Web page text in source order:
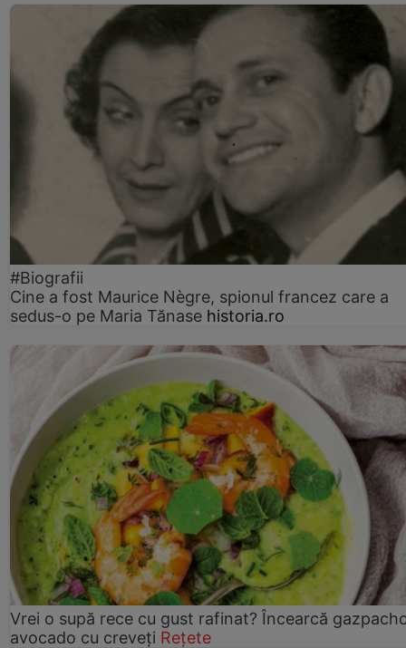
#Biografii
Cine a fost Maurice Nègre, spionul francez care a
sedus-o pe Maria Tănase historia.ro
Vrei o supă rece cu gust rafinat? Încearcă
avocado cu creveți Rețete